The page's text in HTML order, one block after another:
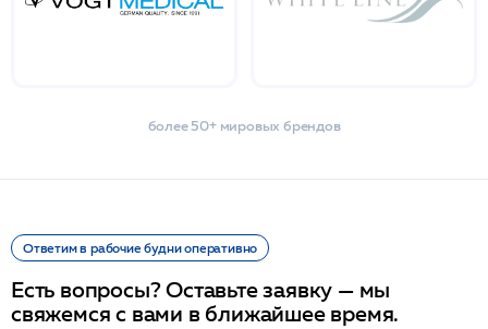
более 50+ мировых брендов
Ответим в рабочие будни оперативно
Есть вопросы? Оставьте заявку — мы
свяжемся с вами в ближайшее время.